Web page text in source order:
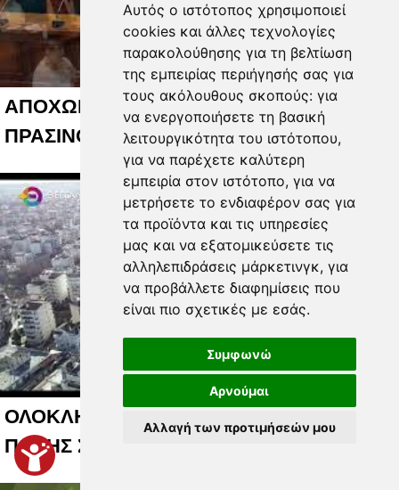
Αυτός ο ιστότοπος χρησιμοποιεί
cookies και άλλες τεχνολογίες
παρακολούθησης για τη βελτίωση
της εμπειρίας περιήγησής σας για
τους ακόλουθους σκοπούς: για
να ενεργοποιήσετε τη βασική
λειτουργικότητα του ιστότοπου,
για να παρέχετε καλύτερη
εμπειρία στον ιστότοπο, για να
μετρήσετε το ενδιαφέρον σας για
τα προϊόντα και τις υπηρεσίες
μας και να εξατομικεύσετε τις
αλληλεπιδράσεις μάρκετινγκ, για
να προβάλλετε διαφημίσεις που
είναι πιο σχετικές με εσάς.
Συμφωνώ
Αρνούμαι
Αλλαγή των προτιμήσεών μου
ΑΠΟΧΩΡΗΣΕΙΣ ΓΙΑ ΤΟ ΚΟΣΤΟΣ ΤΟΥ
ΠΡΑΣΙΝΟΥ 05 08 2026
ΟΛΟΚΛΗΡΩΜΕΝΟ ΣΥΣΤΗΜΑ ΕΞΥΠΝΗΣ
ΠΟΛΗΣ ΣΤΗ ΛΑΡΙΣΑ 06 08 2026